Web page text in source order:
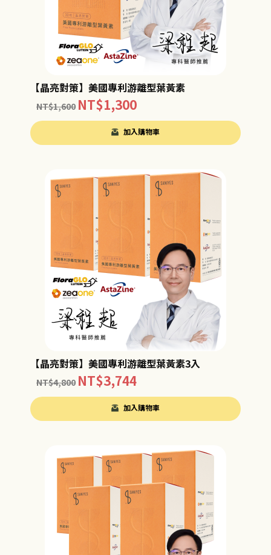
【晶亮對策】美國專利游離型葉黃素
NT$1,600 NT$1,300
加入購物車
【晶亮對策】美國專利游離型葉黃素3入
NT$4,800 NT$3,744
加入購物車